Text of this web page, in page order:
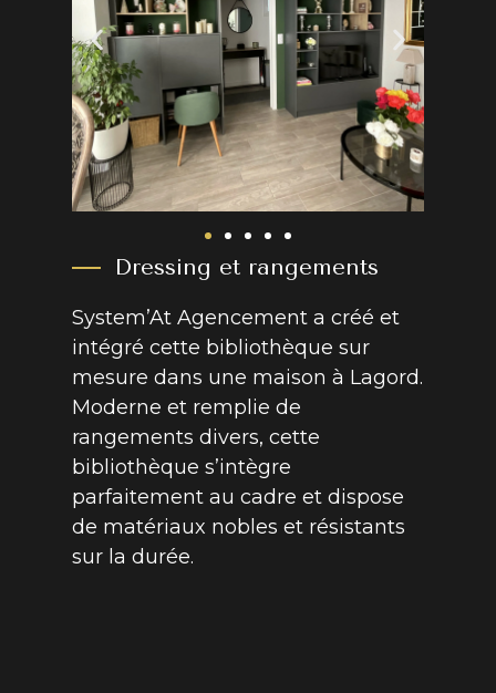
Dressing et rangements
System’At Agencement a créé et
intégré cette bibliothèque sur
mesure dans une maison à Lagord.
Moderne et remplie de
rangements divers, cette
bibliothèque s’intègre
parfaitement au cadre et dispose
de matériaux nobles et résistants
sur la durée.